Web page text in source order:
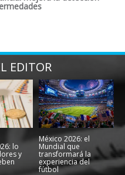
EDITOR
lo
y
México 2026: el
Mundial que
transformará la
experiencia del
fútbol